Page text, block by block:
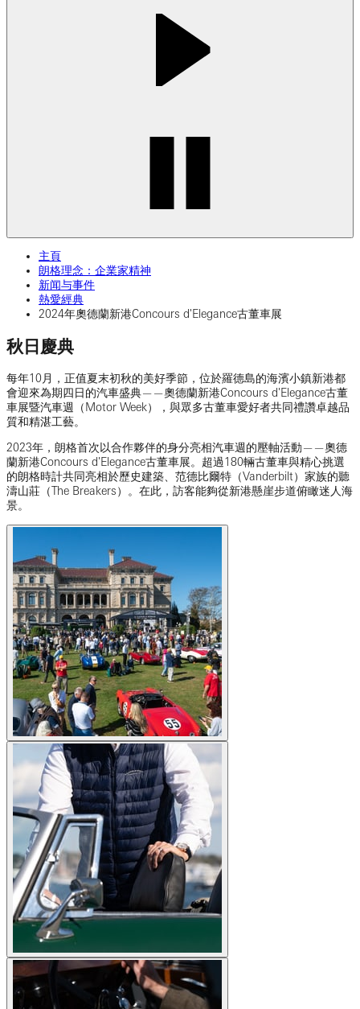
主頁
朗格理念：企業家精神
新闻与事件
熱愛經典
2024年奧德蘭新港Concours d'Elegance古董車展
秋日慶典
每年10月，正值夏末初秋的美好季節，位於羅德島的海濱小鎮新港都
會迎來為期四日的汽車盛典——奧德蘭新港Concours d'Elegance古董
車展暨汽車週（Motor Week），與眾多古董車愛好者共同禮讚卓越品
質和精湛工藝。
2023年，朗格首次以合作夥伴的身分亮相汽車週的壓軸活動——奧德
蘭新港Concours d'Elegance古董車展。超過180輛古董車與精心挑選
的朗格時計共同亮相於歷史建築、范德比爾特（Vanderbilt）家族的聽
濤山莊（The Breakers）。在此，訪客能夠從新港懸崖步道俯瞰迷人海
景。